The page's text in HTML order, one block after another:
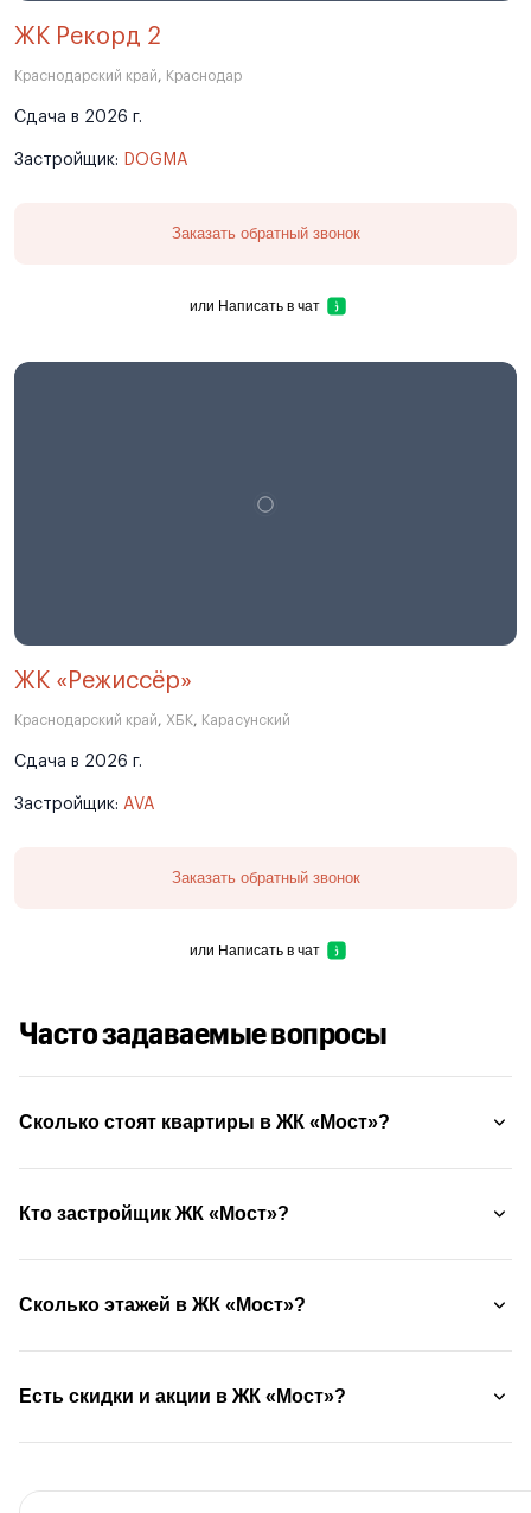
ЖК Рекорд 2
Краснодарский край, Краснодар
Сдача в 2026 г.
Застройщик: DOGMA
Заказать обратный звонок
или Написать в чат
ЖК «Режиссёр»
Краснодарский край, ХБК, Карасунский
Сдача в 2026 г.
Застройщик: AVA
Заказать обратный звонок
или Написать в чат
Часто задаваемые вопросы
Сколько стоят квартиры в ЖК «Мост»?
Кто застройщик ЖК «Мост»?
Сколько этажей в ЖК «Мост»?
Есть скидки и акции в ЖК «Мост»?